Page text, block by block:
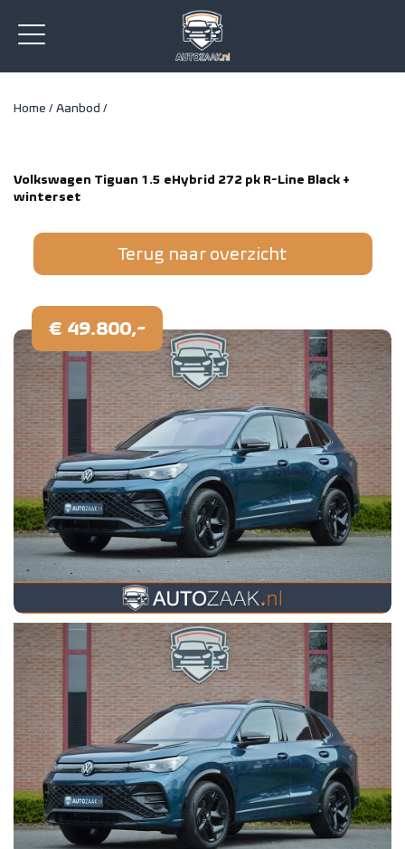
Home /Aanbod /
Volkswagen Tiguan 1.5 eHybrid 272 pk R-Line Black +
winterset
Terug naar overzicht
€ 49.800,-